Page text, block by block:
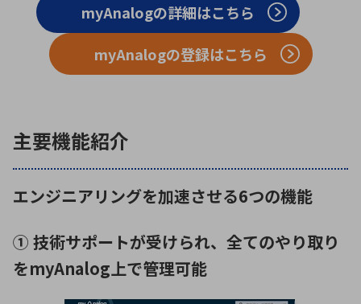
ブログ｜ここから始まる最新技術
レーダ・衛星通信
シミュレーター
半導体・電子部品小ロット
医療機器 検索
myAnalogの詳細はこちら
myAnalogの登録はこちら
主要機能紹介
エンジニアリングを加速させる6つの機能
① 技術サポートが受けられ、全てのやり取り
をmyAnalog上で管理可能